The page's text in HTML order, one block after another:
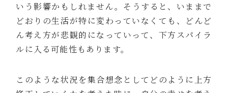
いう影響かもしれません。そうすると、いままで
どおりの生活が特に変わっていなくても、どんど
ん考え方が悲観的になっていって、下方スパイラ
ルに入る可能性もあります。
このような状況を集合想念としてどのように上方